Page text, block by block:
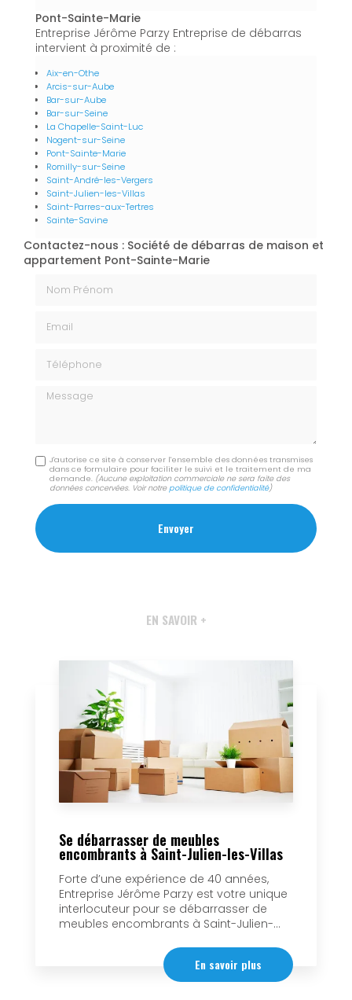
Pont-Sainte-Marie
Entreprise Jérôme Parzy Entreprise de débarras
intervient à proximité de :
Aix-en-Othe
Arcis-sur-Aube
Bar-sur-Aube
Bar-sur-Seine
La Chapelle-Saint-Luc
Nogent-sur-Seine
Pont-Sainte-Marie
Romilly-sur-Seine
Saint-André-les-Vergers
Saint-Julien-les-Villas
Saint-Parres-aux-Tertres
Sainte-Savine
Contactez-nous : Société de débarras de maison et
appartement Pont-Sainte-Marie
Message
J'autorise ce site à conserver l'ensemble des données transmises
dans ce formulaire pour faciliter le suivi et le traitement de ma
demande. (Aucune exploitation commerciale ne sera faite des
données concervées. Voir notrepolitique de confidentialité)
EN SAVOIR +
Se débarrasser de meubles
encombrants à Saint-Julien-les-Villas
Forte d’une expérience de 40 années,
Entreprise Jérôme Parzy est votre unique
interlocuteur pour se débarrasser de
meubles encombrants à Saint-Julien-...
En savoir plus